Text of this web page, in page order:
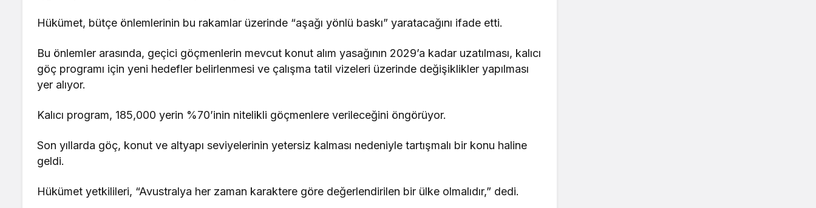
Hükümet, bütçe önlemlerinin bu rakamlar üzerinde “aşağı yönlü baskı” yaratacağını ifade etti.
Bu önlemler arasında, geçici göçmenlerin mevcut konut alım yasağının 2029’a kadar uzatılması, kalıcı
göç programı için yeni hedefler belirlenmesi ve çalışma tatil vizeleri üzerinde değişiklikler yapılması
yer alıyor.
Kalıcı program, 185,000 yerin %70’inin nitelikli göçmenlere verileceğini öngörüyor.
Son yıllarda göç, konut ve altyapı seviyelerinin yetersiz kalması nedeniyle tartışmalı bir konu haline
geldi.
Hükümet yetkilileri, “Avustralya her zaman karaktere göre değerlendirilen bir ülke olmalıdır,” dedi.